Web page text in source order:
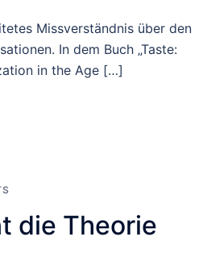
Missverständnis über den
In dem Buch „Taste:
in the Age […]
die Theorie